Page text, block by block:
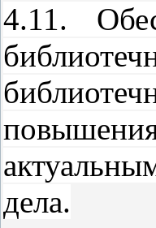
4.11.
дела.